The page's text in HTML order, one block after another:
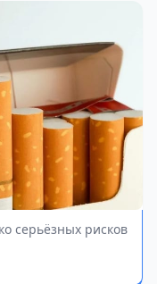
серьёзных рисков